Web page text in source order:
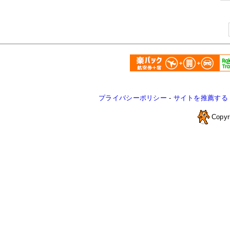
プライバシーポリシー - サイトを推薦する